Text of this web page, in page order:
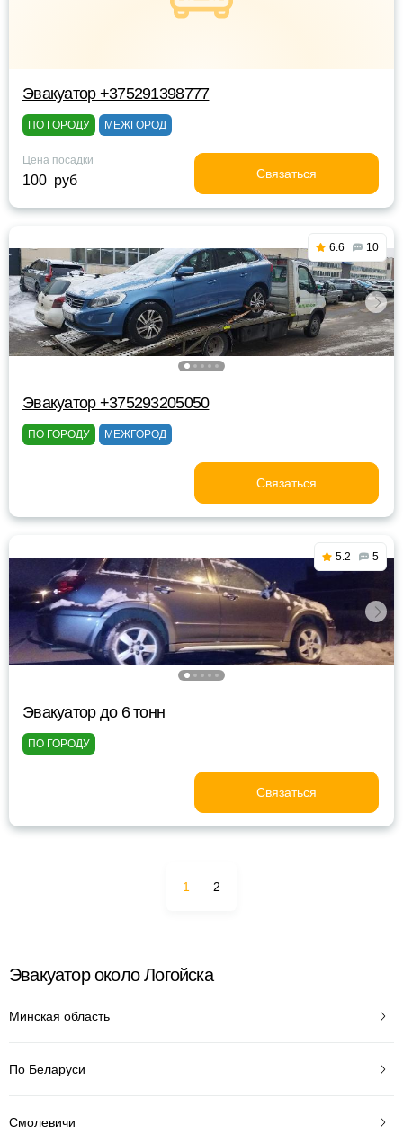
Эвакуатор +375291398777
ПО ГОРОДУ МЕЖГОРОД
Цена посадки
100 руб Связаться
6.6 10
Эвакуатор +375293205050
ПО ГОРОДУ МЕЖГОРОД
Связаться
5.2 5
Эвакуатор до 6 тонн
ПО ГОРОДУ
Связаться
1 2
Эвакуатор около Логойска
Минская область
По Беларуси
Смолевичи